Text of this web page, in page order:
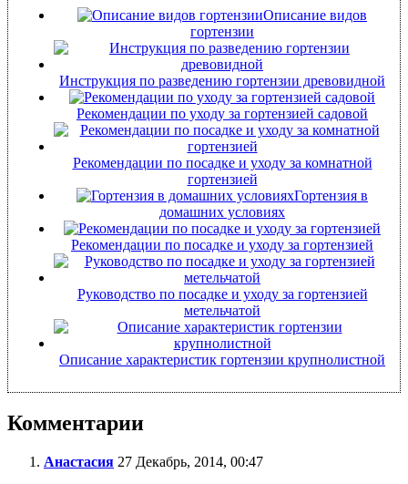
Описание видов
гортензии
Инструкция по разведению гортензии древовидной
Рекомендации по уходу за гортензией садовой
Рекомендации по посадке и уходу за комнатной
гортензией
Гортензия в
домашних условиях
Рекомендации по посадке и уходу за гортензией
Руководство по посадке и уходу за гортензией
метельчатой
Описание характеристик гортензии крупнолистной
Комментарии
Анастасия 27 Декабрь, 2014, 00:47